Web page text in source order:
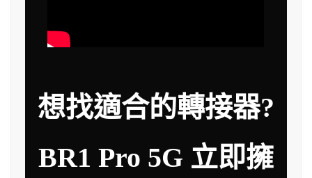
想找適合的轉接器?
BR1 Pro 5G 立即擁